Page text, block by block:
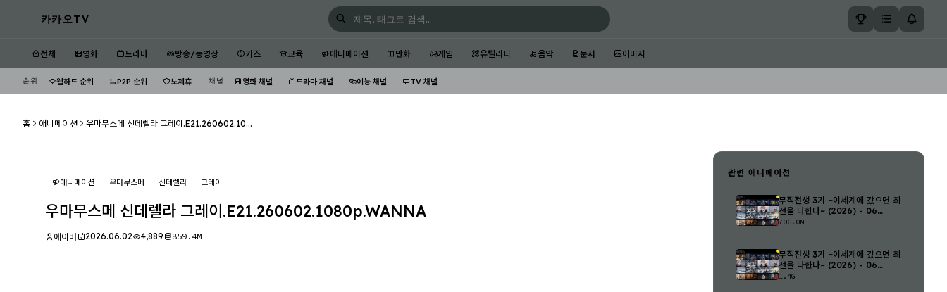
카카오TV
전체 영화 드라마 방송/동영상 키즈 교육 애니메이션 만화 게임 유틸리티 음악 문서 이미지
순위 웹하드 순위 P2P 순위 노제휴 채널 영화 채널 드라마 채널 예능 채널 TV 채널
홈 애니메이션 우마무스메 신데렐라 그레이.E21.260602.10...
애니메이션 우마무스메 신데렐라 그레이
우마무스메 신데렐라 그레이.E21.260602.1080p.WANNA
에이버 2026.06.02 4,889 859.4M
관련 애니메이션
무직전생 3기 ~이세계에 갔으면 최
선을 다한다~ (2026) - 06
(1280..
706.0M
무직전생 3기 ~이세계에 갔으면 최
선을 다한다~ (2026) - 06
(1920..
1.4G